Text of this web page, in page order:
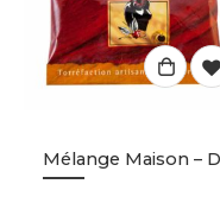
5.00out of 5
CHF9.90